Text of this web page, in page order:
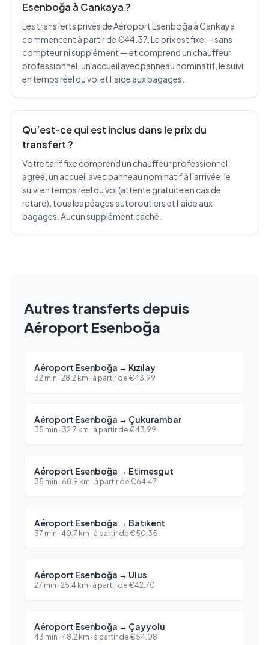
Esenboğa à Cankaya ?
Les transferts privés de Aéroport Esenboğa à Cankaya
commencent à partir de €44.37. Le prix est fixe — sans
compteur ni supplément — et comprend un chauffeur
professionnel, un accueil avec panneau nominatif, le suivi
en temps réel du vol et l’aide aux bagages.
Qu’est-ce qui est inclus dans le prix du
transfert ?
Votre tarif fixe comprend un chauffeur professionnel
agréé, un accueil avec panneau nominatif à l’arrivée, le
suivi en temps réel du vol (attente gratuite en cas de
retard), tous les péages autoroutiers et l’aide aux
bagages. Aucun supplément caché.
Autres transferts depuis
Aéroport Esenboğa
Aéroport Esenboğa → Kızılay
32 min · 28.2 km · à partir de €43.99
Aéroport Esenboğa → Çukurambar
35 min · 32.7 km · à partir de €43.99
Aéroport Esenboğa → Etimesgut
35 min · 68.9 km · à partir de €64.47
Aéroport Esenboğa → Batıkent
37 min · 40.7 km · à partir de €50.35
Aéroport Esenboğa → Ulus
27 min · 25.4 km · à partir de €42.70
Aéroport Esenboğa → Çayyolu
43 min · 48.2 km · à partir de €54.08